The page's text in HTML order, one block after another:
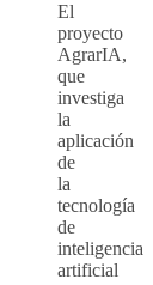
El
proyecto
AgrarIA,
que
investiga
la
aplicación
de
la
tecnología
de
inteligencia
artificial